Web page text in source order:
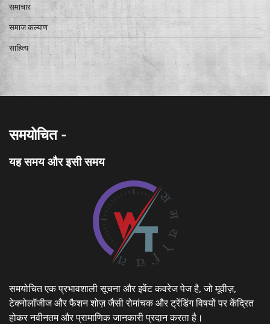
समाचार
समाज कल्याण
साहित्य
समयोचित -
यह समय और इसी समय
समयोचित एक प्रभावशाली सूचना और इवेंट कवरेज पेज है, जो मूवीज़,
टेक्नोलॉजीज और फैशन शोज़ जैसी रोमांचक और ट्रेंडिंग विषयों पर केंद्रित
होकर नवीनतम और प्रामाणिक जानकारी प्रदान करता है।